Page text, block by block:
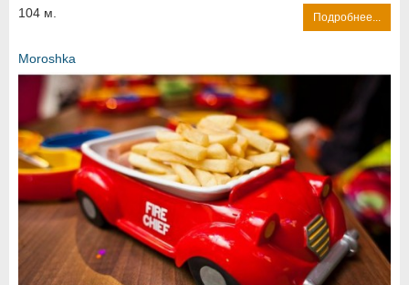
104 м. Подробнее...
Moroshka